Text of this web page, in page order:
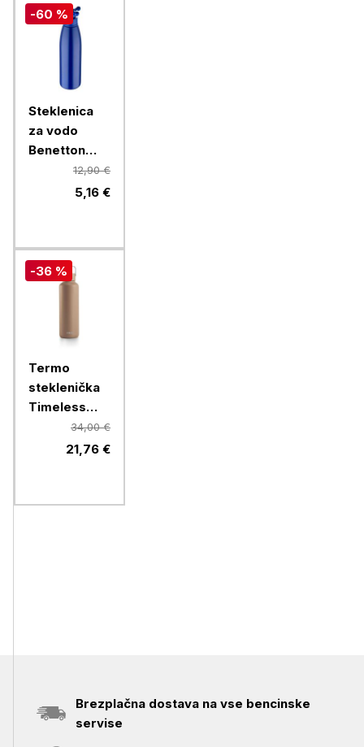
-60 %
Steklenica
za vodo
Benetton
Rainbow 750
ml, modra
12,90 €
5,16 €
-36 %
Termo
steklenička
Timeless
Equa, 600
ml, Toffee
34,00 €
21,76 €
Brezplačna dostava na vse bencinske
servise